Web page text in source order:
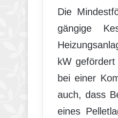
Die
gängige
kW
bei einer
auch, dass
eines